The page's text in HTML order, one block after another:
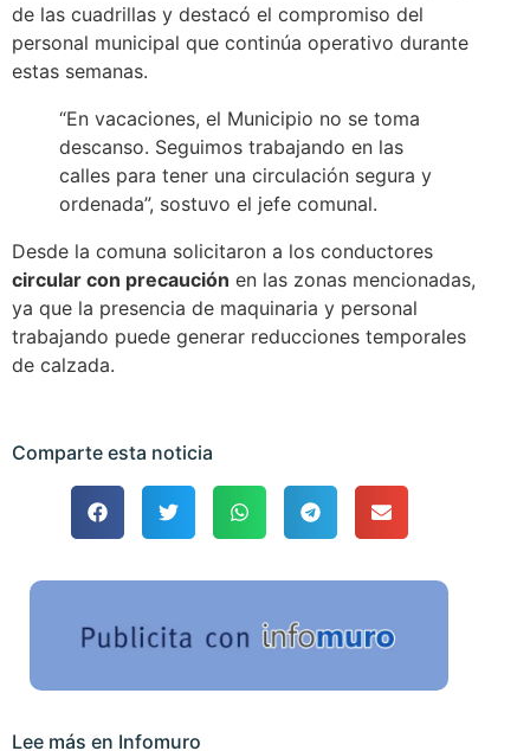
de las cuadrillas y destacó el compromiso del
personal municipal que continúa operativo durante
estas semanas.
“En vacaciones, el Municipio no se toma
descanso. Seguimos trabajando en las
calles para tener una circulación segura y
ordenada”, sostuvo el jefe comunal.
Desde la comuna solicitaron a los conductores
circular con precaución en las zonas mencionadas,
ya que la presencia de maquinaria y personal
trabajando puede generar reducciones temporales
de calzada.
Comparte esta noticia
Lee más en Infomuro